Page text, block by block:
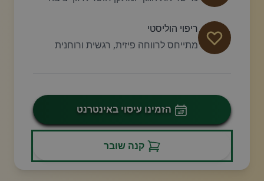
ריפוי הוליסטי
מתייחס לרווחה פיזית, רגשית ורוחנית
הזמינו עיסוי באינטרנט
קנה שובר